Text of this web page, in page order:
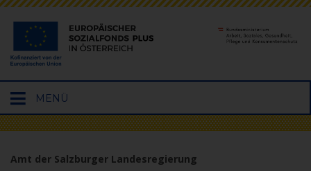
Hauptmenü
öffnen
MENÜ
Amt der Salzburger Landesregierung